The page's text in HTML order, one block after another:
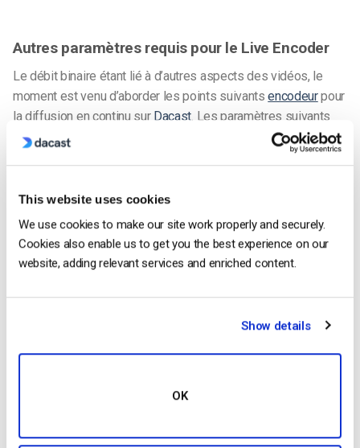
This website uses cookies
We use cookies to make our site work properly and securely.
Cookies also enable us to get you the best experience on our
website, adding relevant services and enriched content.
Show details
OK
Autres paramètres requis pour le Live Encoder
Le débit binaire étant lié à d’autres aspects des vidéos, le
moment est venu d’aborder les points suivantsencodeurpour
la diffusion en continu sur Dacast. Les paramètres suivants
paramètres de l’encodeur en direct
suivants sont nécessaires
pour la diffusion en direct avec Dacast, quels que soient la
TAUX D’ENCADREMENT
25 ou 30
INTERVALLE D’IMAGES
2 secondes (ou 2x la fréquence
128 kbps
TAUX